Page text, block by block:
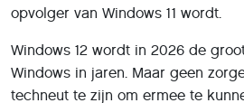
opvolger van Windows 11 wordt.
Windows 12 wordt in 2026 de
Windows in jaren. Maar geen
techneut te zijn om ermee te